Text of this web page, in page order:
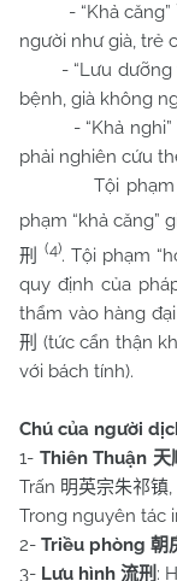
- “Khả căng”
người như già, trẻ
- “Lưu dưỡng
bệnh, già không
- “Khả nghi”
phải nghiên cứu
Tội phạm
phạm “khả căng”
刑
(4). Tội phạm
quy định của
thẩm vào hàng
刑 (tức cẩn thận
với bách tính).
Chú của người
1- Thiên Thuận 天
Trấn 明英宗朱祁镇
Trong nguyên tác
2- Triều phòng 朝
3- Lưu hình 流刑 :